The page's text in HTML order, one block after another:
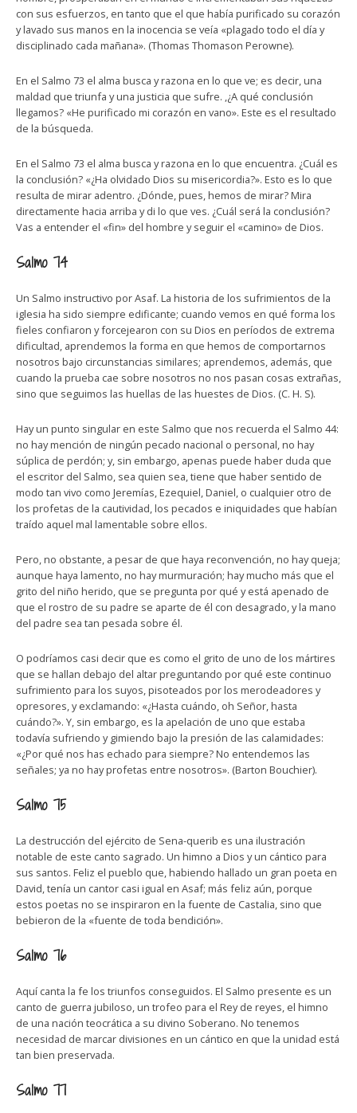
con sus esfuerzos, en tanto que el que había purificado su corazón
y lavado sus manos en la inocencia se veía «plagado todo el día y
disciplinado cada mañana». (Thomas Thomason Perowne).
En el Salmo 73 el alma busca y razona en lo que ve; es decir, una
maldad que triunfa y una justicia que sufre. ,¿A qué conclusión
llegamos? «He purificado mi corazón en vano». Este es el resultado
de la búsqueda.
En el Salmo 73 el alma busca y razona en lo que encuentra. ¿Cuál es
la conclusión? «¿Ha olvidado Dios su misericordia?». Esto es lo que
resulta de mirar adentro. ¿Dónde, pues, hemos de mirar? Mira
directamente hacia arriba y di lo que ves. ¿Cuál será la conclusión?
Vas a entender el «fin» del hombre y seguir el «camino» de Dios.
Salmo 74
Un Salmo instructivo por Asaf. La historia de los sufrimientos de la
iglesia ha sido siempre edificante; cuando vemos en qué forma los
fieles confiaron y forcejearon con su Dios en períodos de extrema
dificultad, aprendemos la forma en que hemos de comportarnos
nosotros bajo circunstancias similares; aprendemos, además, que
cuando la prueba cae sobre nosotros no nos pasan cosas extrañas,
sino que seguimos las huellas de las huestes de Dios. (C. H. S).
Hay un punto singular en este Salmo que nos recuerda el Salmo 44:
no hay mención de ningún pecado nacional o personal, no hay
súplica de perdón; y, sin embargo, apenas puede haber duda que
el escritor del Salmo, sea quien sea, tiene que haber sentido de
modo tan vivo como Jeremías, Ezequiel, Daniel, o cualquier otro de
los profetas de la cautividad, los pecados e iniquidades que habían
traído aquel mal lamentable sobre ellos.
Pero, no obstante, a pesar de que haya reconvención, no hay queja;
aunque haya lamento, no hay murmuración; hay mucho más que el
grito del niño herido, que se pregunta por qué y está apenado de
que el rostro de su padre se aparte de él con desagrado, y la mano
del padre sea tan pesada sobre él.
O podríamos casi decir que es como el grito de uno de los mártires
que se hallan debajo del altar preguntando por qué este continuo
sufrimiento para los suyos, pisoteados por los merodeadores y
opresores, y exclamando: «¿Hasta cuándo, oh Señor, hasta
cuándo?». Y, sin embargo, es la apelación de uno que estaba
todavía sufriendo y gimiendo bajo la presión de las calamidades:
«¿Por qué nos has echado para siempre? No entendemos las
señales; ya no hay profetas entre nosotros». (Barton Bouchier).
Salmo 75
La destrucción del ejército de Sena-querib es una ilustración
notable de este canto sagrado. Un himno a Dios y un cántico para
sus santos. Feliz el pueblo que, habiendo hallado un gran poeta en
David, tenía un cantor casi igual en Asaf; más feliz aún, porque
estos poetas no se inspiraron en la fuente de Castalia, sino que
bebieron de la «fuente de toda bendición».
Salmo 76
Aquí canta la fe los triunfos conseguidos. El Salmo presente es un
canto de guerra jubiloso, un trofeo para el Rey de reyes, el himno
de una nación teocrática a su divino Soberano. No tenemos
necesidad de marcar divisiones en un cántico en que la unidad está
tan bien preservada.
Salmo 77